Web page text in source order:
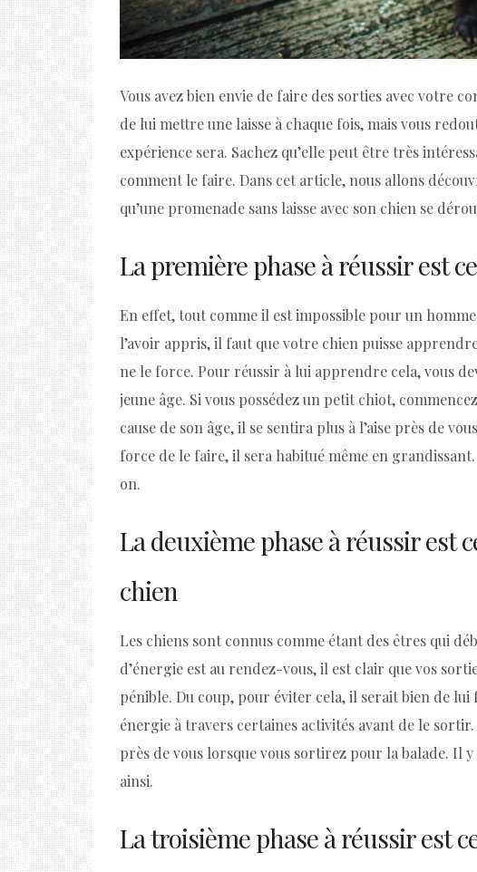
Vous avez bien envie de faire des sorties avec votre
de lui mettre une laisse à chaque fois, mais vous
expérience sera. Sachez qu’elle peut être très
comment le faire. Dans cet article, nous allons
qu’une promenade sans laisse avec son chien se
La première phase à réussir est
En effet, tout comme il est impossible pour un
l’avoir appris, il faut que votre chien puisse
ne le force. Pour réussir à lui apprendre cela, vous
jeune âge. Si vous possédez un petit chiot,
cause de son âge, il se sentira plus à l’aise près de
force de le faire, il sera habitué même en
on.
La deuxième phase à réussir est
chien
Les chiens sont connus comme étant des êtres qui
d’énergie est au rendez-vous, il est clair que vos
pénible. Du coup, pour éviter cela, il serait bien de
énergie à travers certaines activités avant de le
près de vous lorsque vous sortirez pour la balade. Il
ainsi.
La troisième phase à réussir est